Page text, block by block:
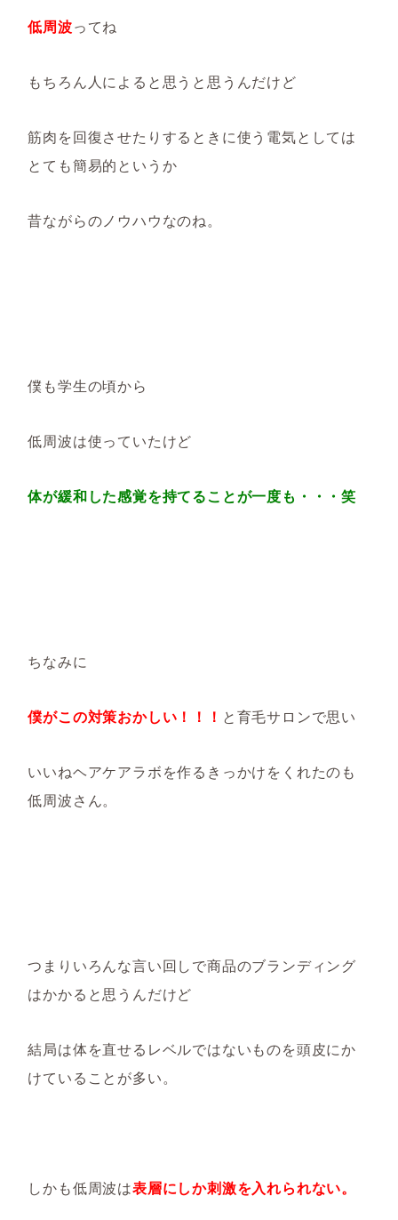
低周波ってね
もちろん人によると思うと思うんだけど
筋肉を回復させたりするときに使う電気としては
とても簡易的というか
昔ながらのノウハウなのね。
僕も学生の頃から
低周波は使っていたけど
体が緩和した感覚を持てることが一度も・・・笑
ちなみに
僕がこの対策おかしい！！！ と育毛サロンで思い
いいねヘアケアラボを作るきっかけをくれたのも
低周波さん。
つまりいろんな言い回しで商品のブランディング
はかかると思うんだけど
結局は体を直せるレベルではないものを頭皮にか
けていることが多い。
しかも低周波は表層にしか刺激を入れられない。